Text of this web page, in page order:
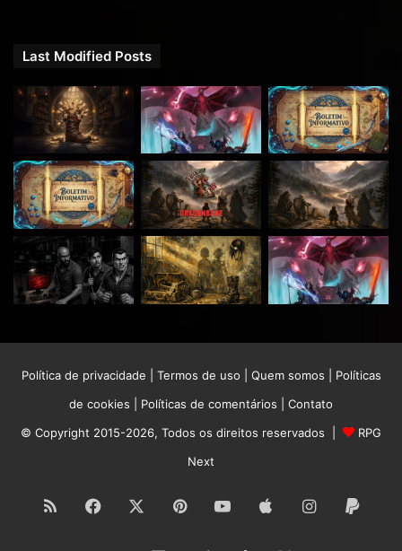
Last Modified Posts
Política de privacidade Termos de uso Quem somos
Políticas
de cookies
Políticas de comentários
Contato
© Copyright 2015-2026, Todos os direitos reservados |
RPG
Next
RSS Facebook PinterestYouTubeAppleInstagram